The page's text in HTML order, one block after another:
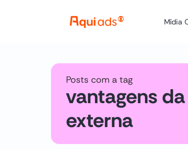
Mídia
Posts com a tag
vantagens
externa